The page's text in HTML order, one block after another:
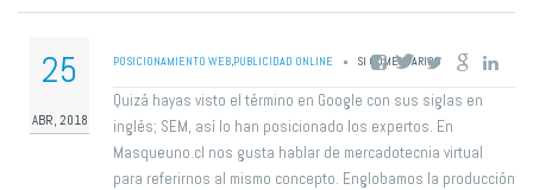
25
ABR, 2018
POSICIONAMIENTO WEB,PUBLICIDAD ONLINE SI COMENTARIOS
Quizá hayas visto el término en Google con sus siglas en
inglés; SEM, así lo han posicionado los expertos. En
Masqueuno.cl nos gusta hablar de mercadotecnia virtual
para referirnos al mismo concepto. Englobamos la producción